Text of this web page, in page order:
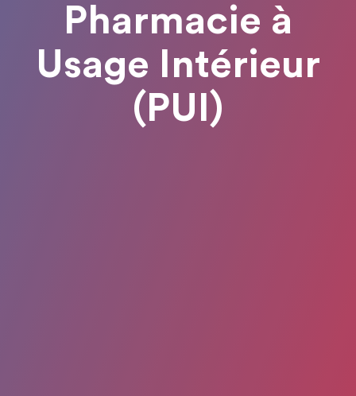
Pharmacie à
Usage Intérieur
(PUI)